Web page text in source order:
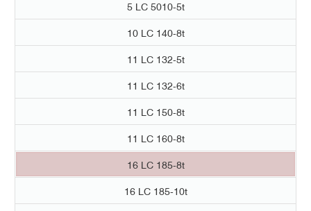
5 LC 5010-5t
10 LC 140-8t
11 LC 132-5t
11 LC 132-6t
11 LC 150-8t
11 LC 160-8t
16 LC 185-8t
16 LC 185-10t